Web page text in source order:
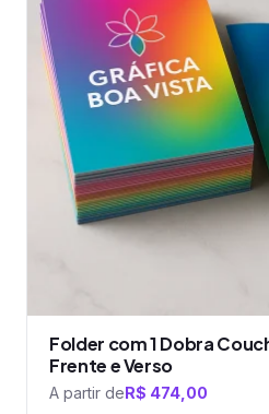
As
opções
podem
ser
escolhidas
página
produto
Folder com 1 Dobra
Frente e Verso
A partir deR$ 474,00